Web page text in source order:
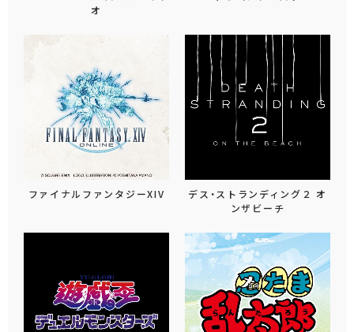
オ
ファイナルファンタジーXIV
デス・ストランディング２ オ
ンザビーチ